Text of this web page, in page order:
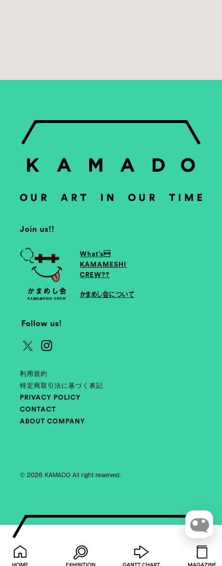
Join us!!
What’s
KAMAMESHI
CREW??
かまめし会について
Follow us!
利用規約
特定商取引法に基づく表記
PRIVACY POLICY
CONTACT
ABOUT COMPANY
© 2026 KAMADO All right reserved.